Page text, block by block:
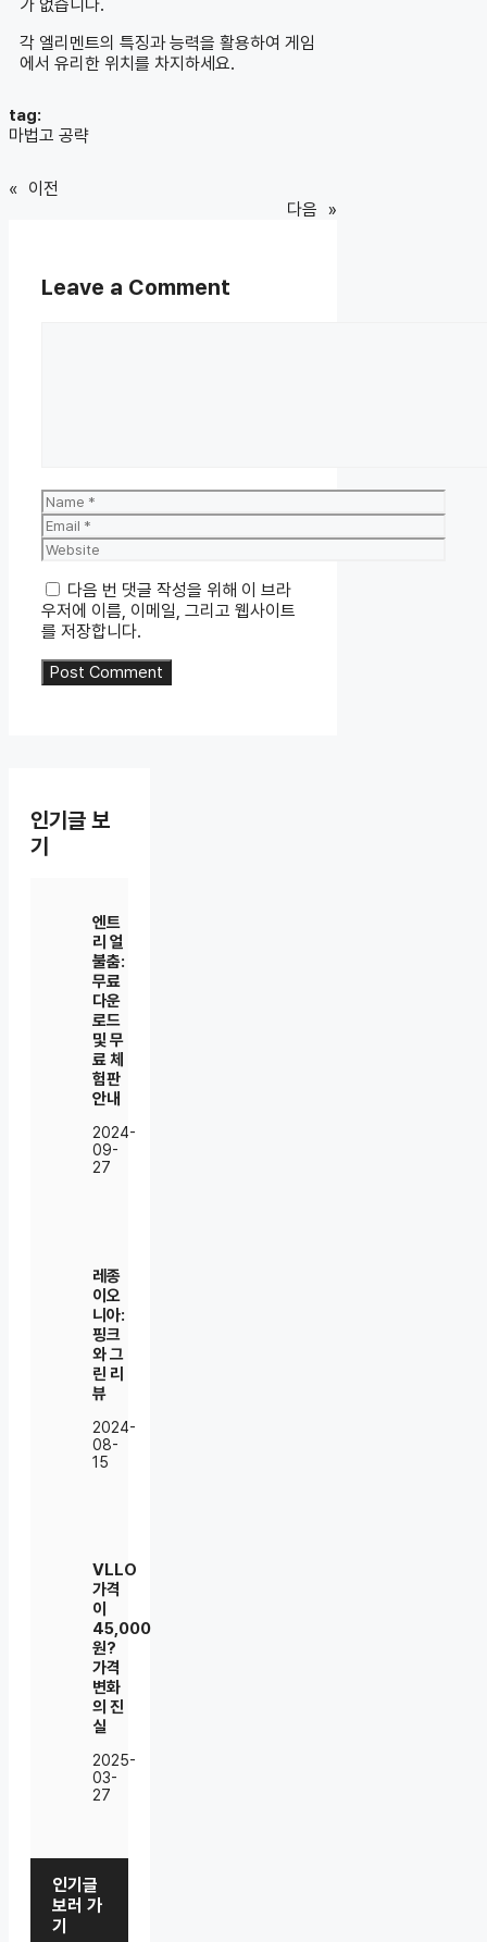
가 없습니다.
각 엘리멘트의 특징과 능력을 활용하여 게임
에서 유리한 위치를 차지하세요.
tag:
마법고 공략
« 이전
다음 »
Leave a Comment
Name
Email
Website
다음 번 댓글 작성을 위해 이 브라
우저에 이름, 이메일, 그리고 웹사이트
를 저장합니다.
인기글 보
기
엔트
리 얼
불춤:
무료
다운
로드
및 무
료 체
험판
안내
2024-
09-
27
레종
이오
니아:
핑크
와 그
린 리
뷰
2024-
08-
15
VLLO
가격
이
45,000
원?
가격
변화
의 진
실
2025-
03-
27
인기글
보러 가
기